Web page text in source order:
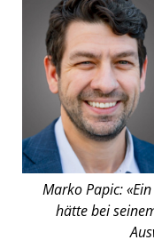
Marko Papic:
hätte bei